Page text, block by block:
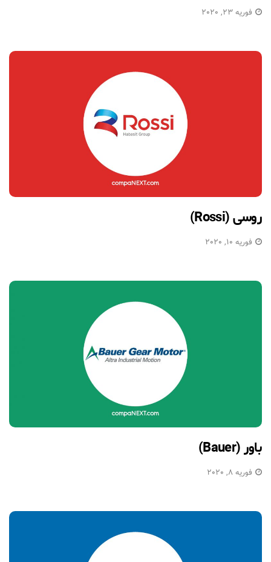
فوریه 23, 2020
روسی (Rossi)
فوریه 10, 2020
باور (Bauer)
فوریه 8, 2020